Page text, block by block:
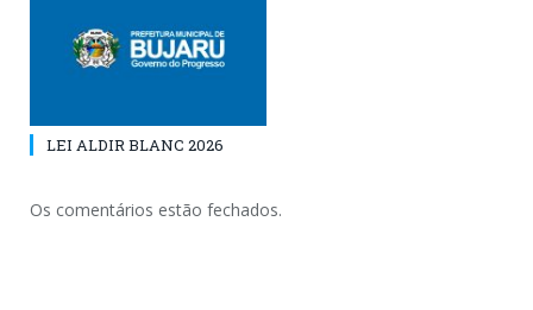
LEI ALDIR BLANC 2026
Os comentários estão fechados.